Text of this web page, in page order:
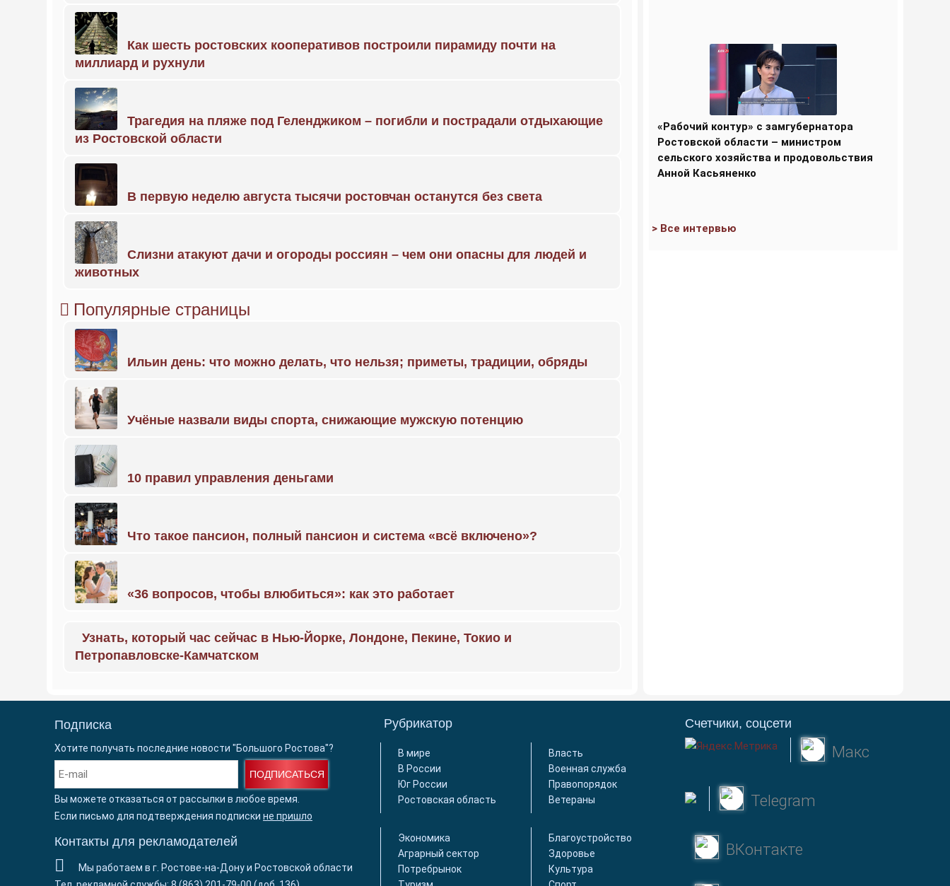
Как шесть ростовских кооперативов построили пирамиду почти на
миллиард и рухнули
Трагедия на пляже под Геленджиком – погибли и пострадали отдыхающие
из Ростовской области
В первую неделю августа тысячи ростовчан останутся без света
Слизни атакуют дачи и огороды россиян – чем они опасны для людей и
животных
Популярные страницы
Ильин день: что можно делать, что нельзя; приметы, традиции, обряды
Учёные назвали виды спорта, снижающие мужскую потенцию
10 правил управления деньгами
Что такое пансион, полный пансион и система «всё включено»?
«36 вопросов, чтобы влюбиться»: как это работает
Узнать, который час сейчас в Нью-Йорке, Лондоне, Пекине, Токио и
Петропавловске-Камчатском
«Рабочий контур» с замгубернатора
Ростовской области – министром
сельского хозяйства и продовольствия
Анной Касьяненко
> Все интервью
Подписка
Хотите получать последние новости "Большого Ростова"?
ПОДПИСАТЬСЯ
Вы можете отказаться от рассылки в любое время.
Если письмо для подтверждения подписки не пришло
Контакты для рекламодателей
Мы работаем в г. Ростове-на-Дону и Ростовской области
Рубрикатор
В мире
В России
Юг России
Ростовская область
Власть
Военная служба
Правопорядок
Ветераны
Экономика
Аграрный сектор
Потребрынок
Благоустройство
Здоровье
Культура
Счетчики, соцсети
Макс
Telegram
ВКонтакте